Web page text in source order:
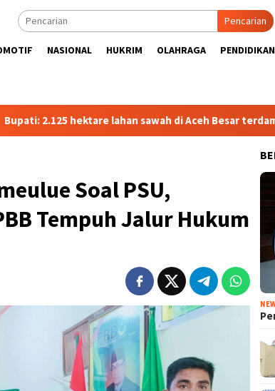
Pencarian
NASIONAL HUKRIM OLAHRAGA PENDIDIKAN
lahan sawah di Aceh Besar terdampak kekeringan
Soal PSU,
Tempuh Jalur Hukum